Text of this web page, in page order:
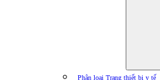
Phân loại Trang thiết bị y tế